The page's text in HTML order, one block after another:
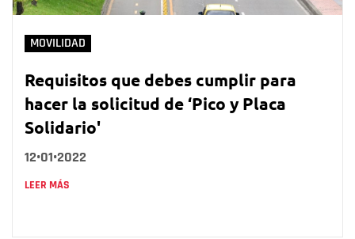
MOVILIDAD
Requisitos que debes cumplir para
hacer la solicitud de ‘Pico y Placa
Solidario'
12•01•2022
LEER MÁS